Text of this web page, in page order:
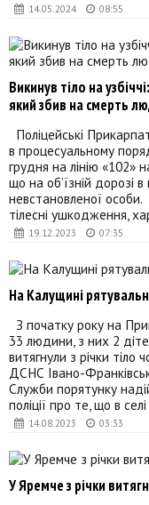
14.05.2024 08:55
19.12.2023 07:35
Викинув тіло на
який збив на смерть
Поліцейські
в процесуальному
грудня на лінію «102»
що на об’їзній дорозі в
невстановленої особи.
тілесні ушкодження,
14.08.2023 03:33
На Калущині
З початку року на
33 людини, з них 2
витягнули з річки тіло
ДСНС Івано-
Служби порятунку
поліції про те, що в
У Яремче з річки